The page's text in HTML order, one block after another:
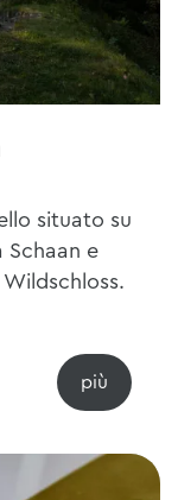
situato su
Schaan e